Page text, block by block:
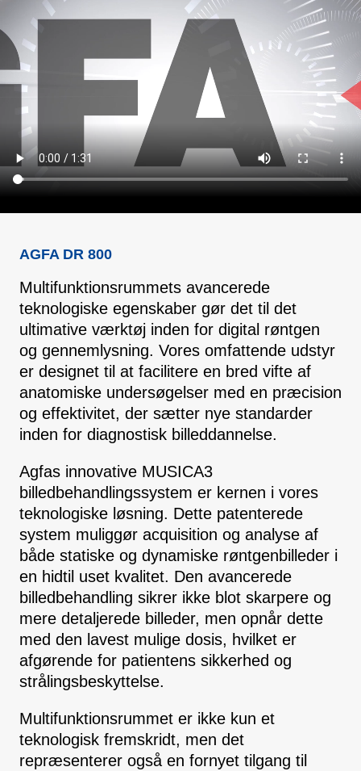
AGFA DR 800
Multifunktionsrummets avancerede
teknologiske egenskaber gør det til det
ultimative værktøj inden for digital røntgen
og gennemlysning. Vores omfattende udstyr
er designet til at facilitere en bred vifte af
anatomiske undersøgelser med en præcision
og effektivitet, der sætter nye standarder
inden for diagnostisk billeddannelse.
Agfas innovative MUSICA3
billedbehandlingssystem er kernen i vores
teknologiske løsning. Dette patenterede
system muliggør acquisition og analyse af
både statiske og dynamiske røntgenbilleder i
en hidtil uset kvalitet. Den avancerede
billedbehandling sikrer ikke blot skarpere og
mere detaljerede billeder, men opnår dette
med den lavest mulige dosis, hvilket er
afgørende for patientens sikkerhed og
strålingsbeskyttelse.
Multifunktionsrummet er ikke kun et
teknologisk fremskridt, men det
repræsenterer også en fornyet tilgang til